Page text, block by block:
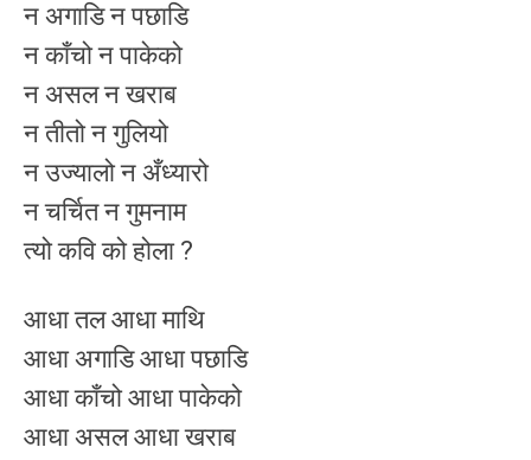
न अगाडि न पछाडि
न काँचो न पाकेको
न असल न खराब
न तीतो न गुलियो
न उज्यालो न अँध्यारो
न चर्चित न गुमनाम
त्यो कवि को होला ?
आधा तल आधा माथि
आधा अगाडि आधा पछाडि
आधा काँचो आधा पाकेको
आधा असल आधा खराब